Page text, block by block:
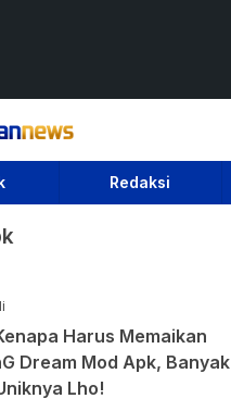
Sejuta Informasi
Redaksi
Harus Memaikan
Dream Mod Apk, Banyak
Lho!